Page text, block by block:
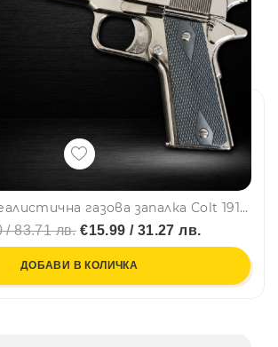
Ефектна и реалистична газова запалка Colt 1911 🔥, метален корпус, ветроупорна
/ 83.71 лв.€15.99 / 31.27 лв.
ДОБАВИ В КОЛИЧКА